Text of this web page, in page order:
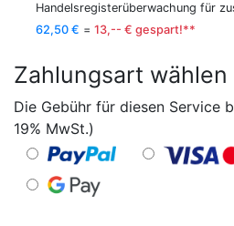
Handelsregisterüberwachung für
62,50 € = 13,-- € gespart!**
Zahlungsart wählen
Die Gebühr für diesen Service
19% MwSt.)